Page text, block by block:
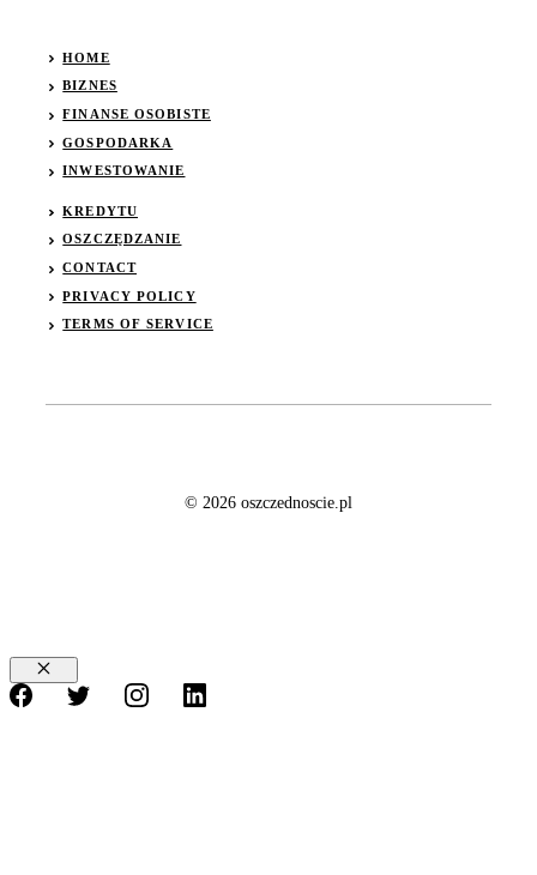
HOME
BIZNES
FINANSE OSOBISTE
GOSPODARKA
INWESTOWANIE
KREDYTU
OSZCZĘDZANIE
CONTACT
PRIVACY POLICY
TERMS OF SERVICE
© 2026 oszczednoscie.pl
Zamknij